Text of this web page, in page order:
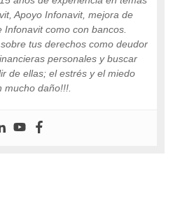
Apoyo Infonavit, mejora de
Infonavit como con bancos.
tus derechos como deudor
personales y buscar
de ellas; el estrés y el miedo
mucho daño!!!.